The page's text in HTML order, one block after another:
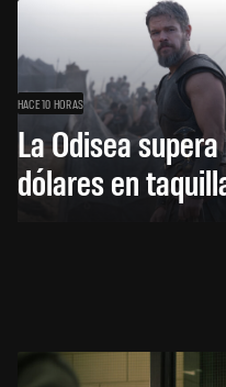
HACE 10 HORAS
La Odisea
dólares en